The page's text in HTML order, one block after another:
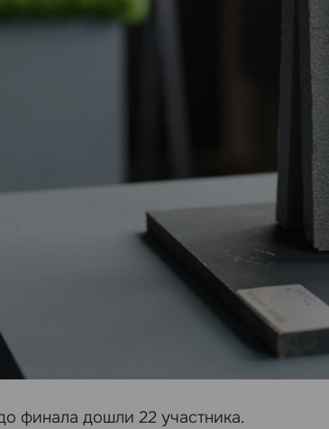
финала дошли 22 участника.